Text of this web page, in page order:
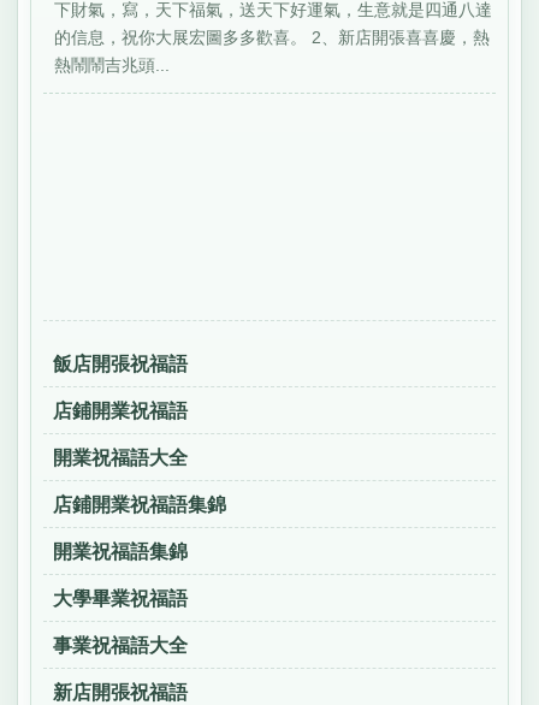
下財氣，寫，天下福氣，送天下好運氣，生意就是四通八達
的信息，祝你大展宏圖多多歡喜。 2、新店開張喜喜慶，熱
熱鬧鬧吉兆頭...
飯店開張祝福語
店鋪開業祝福語
開業祝福語大全
店鋪開業祝福語集錦
開業祝福語集錦
大學畢業祝福語
事業祝福語大全
新店開張祝福語